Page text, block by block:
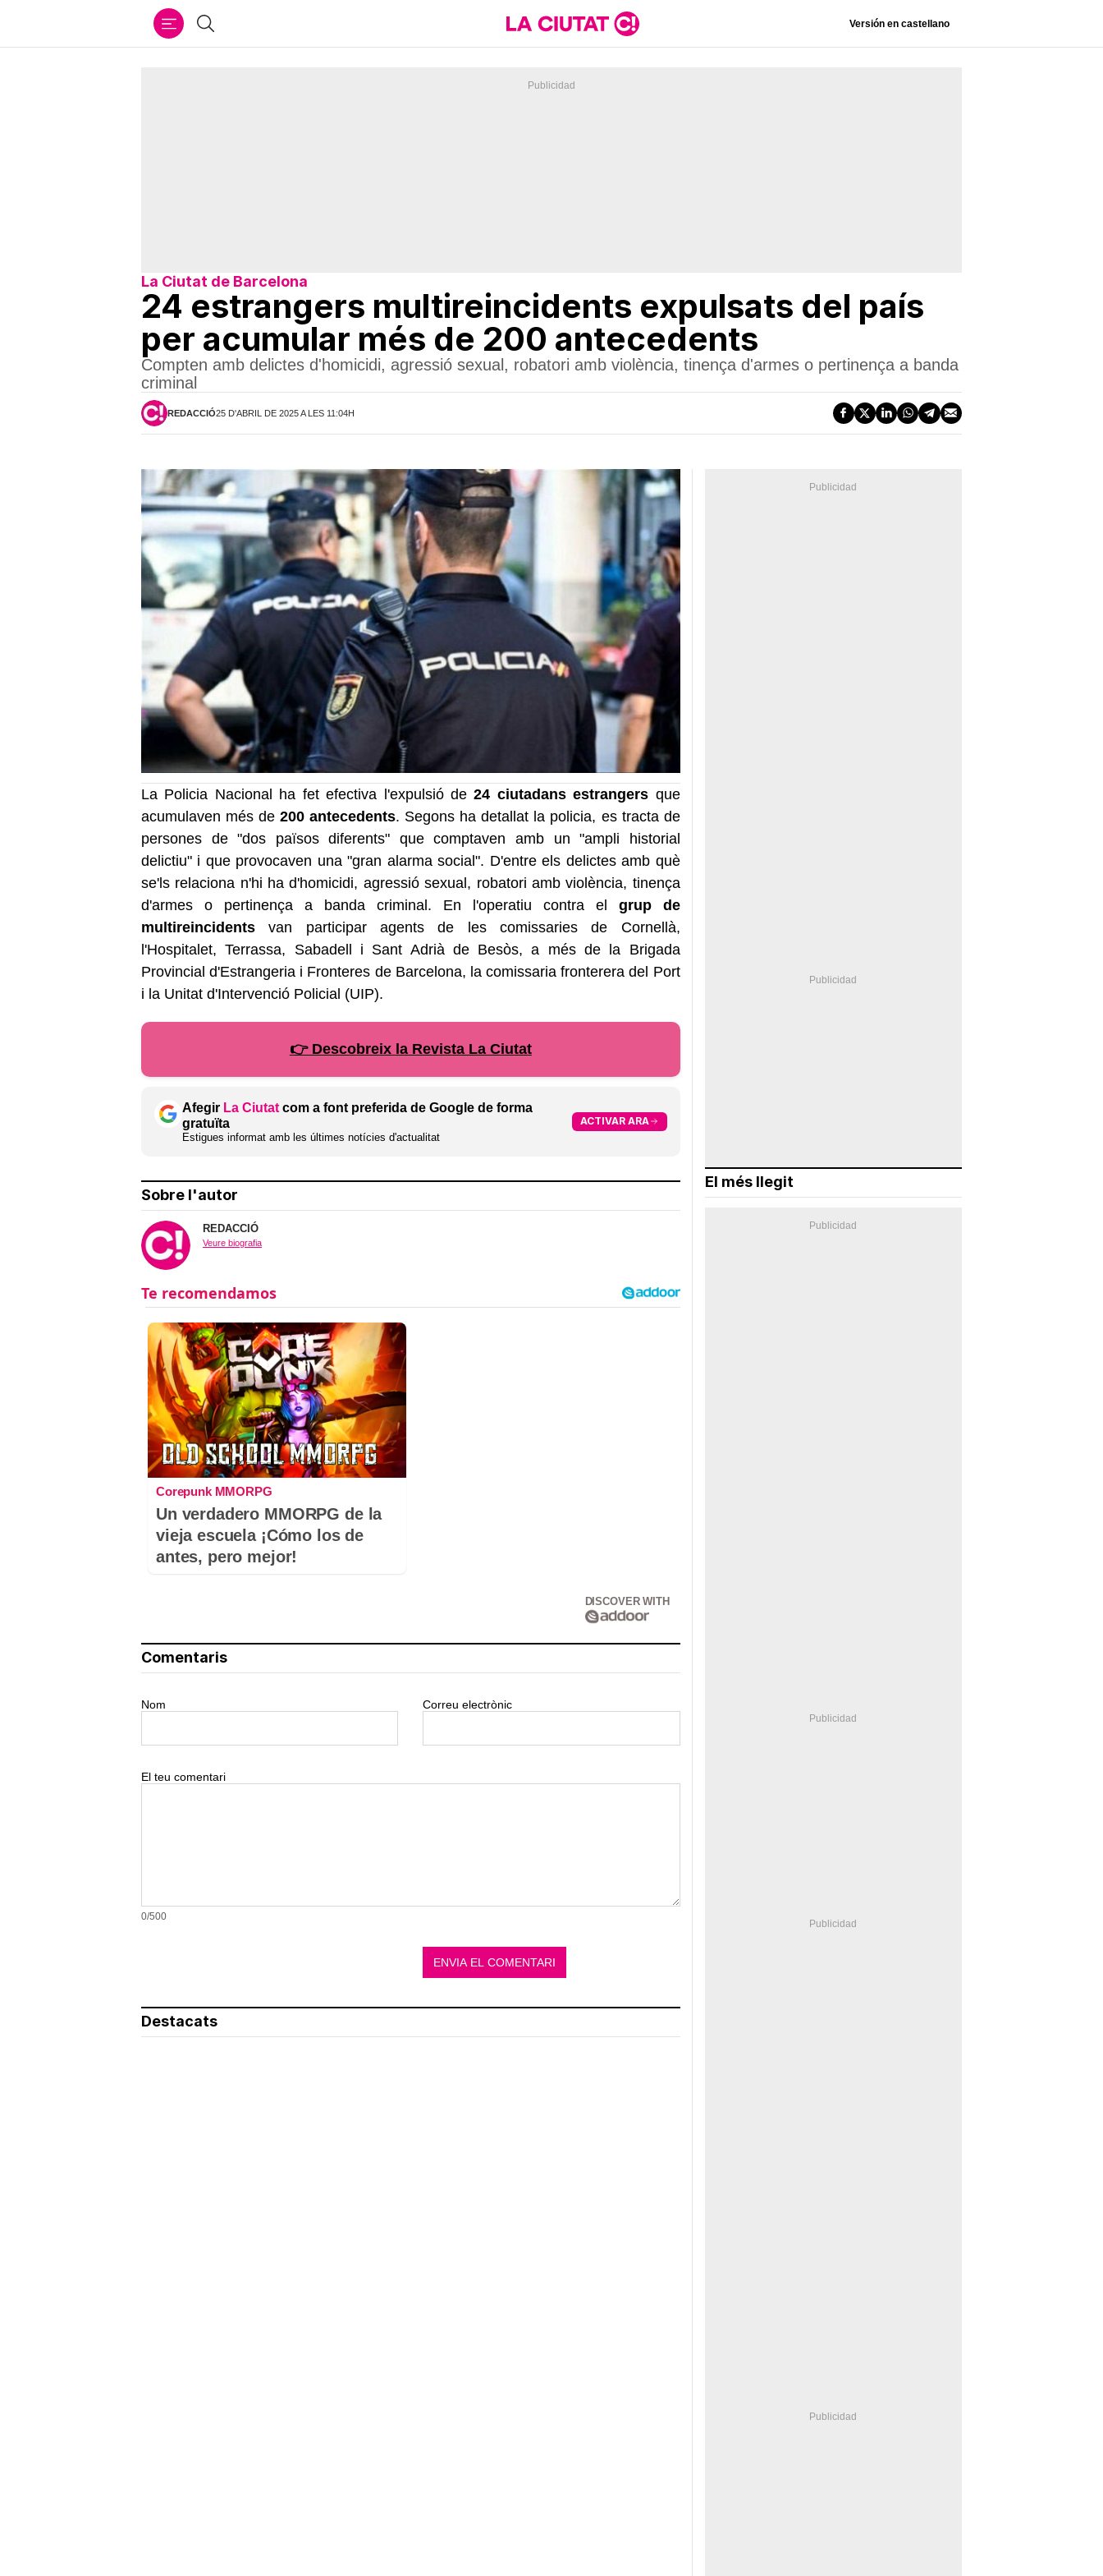
Cercar Versión en castellano
La Ciutat de Barcelona
24 estrangers multireincidents expulsats del país
per acumular més de 200 antecedents
Compten amb delictes d'homicidi, agressió sexual, robatori amb violència, tinença d'armes o pertinença a banda
criminal
REDACCIÓ25 D'ABRIL DE 2025 A LES 11:04H
La Policia Nacional ha fet efectiva l'expulsió de24 ciutadans estrangers que
acumulaven més de200 antecedents. Segons ha detallat la policia, es tracta de
persones de "dos països diferents" que comptaven amb un "ampli historial
delictiu" i que provocaven una "gran alarma social". D'entre els delictes amb què
se'ls relaciona n'hi ha d'homicidi, agressió sexual, robatori amb violència, tinença
d'armes o pertinença a banda criminal. En l'operatiu contra el grup de
multireincidents van participar agents de les comissaries de Cornellà,
l'Hospitalet, Terrassa, Sabadell i Sant Adrià de Besòs, a més de la Brigada
Provincial d'Estrangeria i Fronteres de Barcelona, la comissaria fronterera del Port
i la Unitat d'Intervenció Policial (UIP).
👉 Descobreix la Revista La Ciutat
Afegir La Ciutat com a font preferida de Google de forma
gratuïta
Estigues informat amb les últimes notícies d'actualitat
ACTIVAR ARA
Sobre l'autor
REDACCIÓ
Veure biografia
Corepunk MMORPG
Un verdadero MMORPG de la
vieja escuela ¡Cómo los de
antes, pero mejor!
DISCOVER WITH
Comentaris
Nom Correu electrònic
El teu comentari
0/500
Destacats
El més llegit